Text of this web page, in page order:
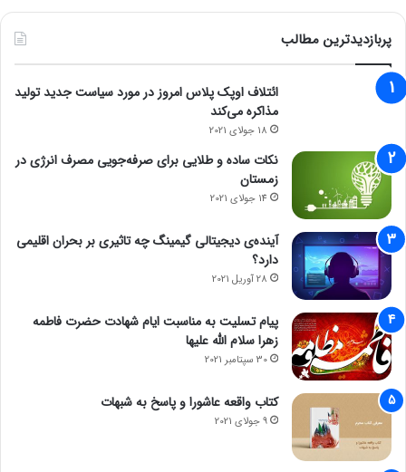
پربازدیدترین مطالب
ائتلاف اوپک پلاس امروز در مورد سیاست جدید تولید
مذاکره می‌کند
18 جولای 2021
نکات ساده و طلایی برای صرفه‌جویی مصرف انرژی در
زمستان
14 جولای 2021
آینده‌ی دیجیتالی گیمینگ چه تاثیری بر بحران اقلیمی
دارد؟
28 آوریل 2021
پیام تسلیت به مناسبت ایام شهادت حضرت فاطمه
زهرا سلام الله علیها
30 سپتامبر 2021
کتاب واقعه عاشورا و پاسخ به شبهات
9 جولای 2021